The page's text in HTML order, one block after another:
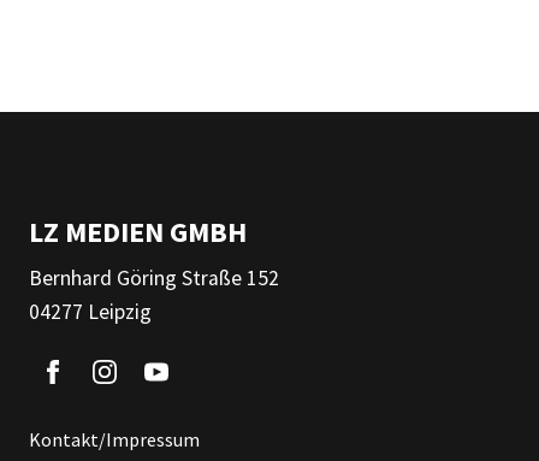
LZ MEDIEN GMBH
Bernhard Göring Straße 152
04277 Leipzig
Kontakt/Impressum